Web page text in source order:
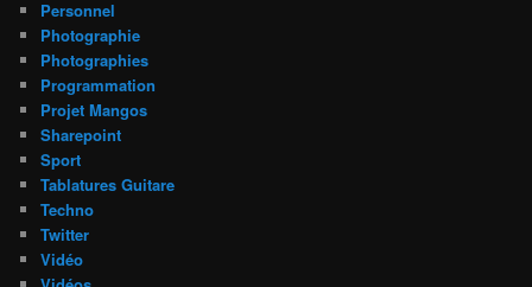
Personnel
Photographie
Photographies
Programmation
Projet Mangos
Sharepoint
Sport
Tablatures Guitare
Techno
Twitter
Vidéo